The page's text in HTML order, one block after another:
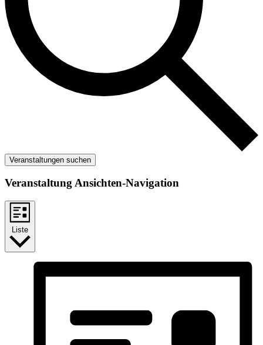
Veranstaltungen suchen
Veranstaltung Ansichten-Navigation
Liste